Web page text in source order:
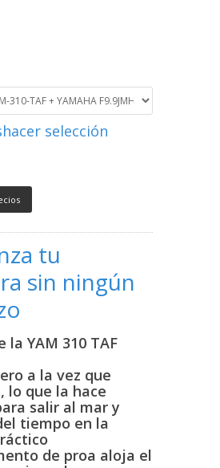
selección
tu
sin ningún
la YAM 310 TAF
a la vez que
lo que la hace
salir al mar y
tiempo en la
de proa aloja el